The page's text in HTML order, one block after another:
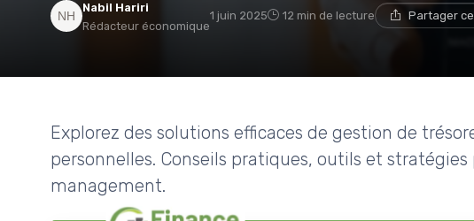
Nabil Hariri
Rédacteur économique
1 juin 2025 12 min de lecture Partager
Explorez des solutions efficaces de gestion de
personnelles. Conseils pratiques, outils et
management.